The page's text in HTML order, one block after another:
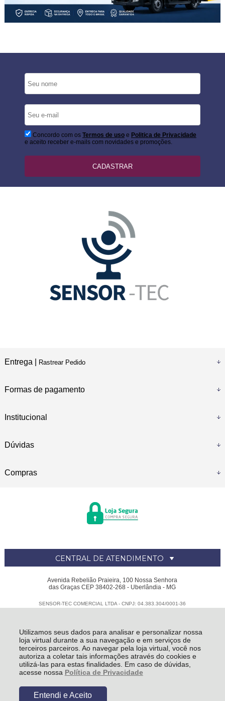
Utilizamos seus dados para analisar e personalizar nossa
loja virtual durante a sua navegação e em serviços de
terceiros parceiros. Ao navegar pela loja virtual, você nos
autoriza a coletar tais informações através do cookies e
utilizá-las para estas finalidades. Em caso de dúvidas,
acesse nossa Política de Privacidade
Entendi e Aceito
Concordo com os Termos de usoe Politica de Privacidade
e aceito receber e-mails com novidades e promoções.
CADASTRAR
Entrega | Rastrear Pedido
Formas de pagamento
Institucional
Dúvidas
Compras
CENTRAL DE ATENDIMENTO
Avenida Rebelião Praieira, 100 Nossa Senhora
das Graças CEP 38402-268 - Uberlândia - MG
SENSOR-TEC COMERCIAL LTDA - CNPJ: 04.383.304/0001-36